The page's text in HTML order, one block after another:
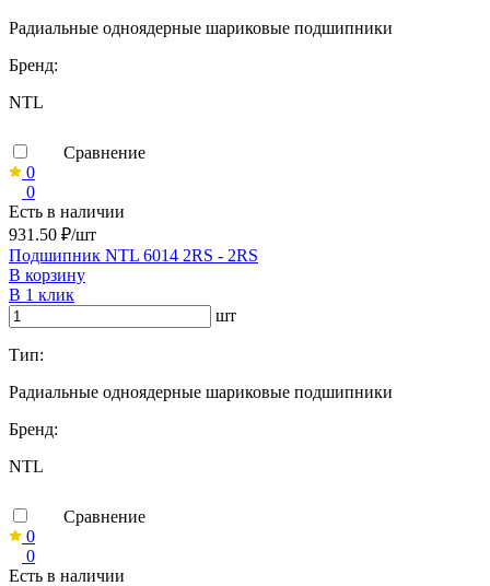
Радиальные одноядерные шариковые подшипники
Бренд:
NTL
Сравнение
0
0
Есть в наличии
931.50 ₽/шт
Подшипник NTL 6014 2RS - 2RS
В корзину
В 1 клик
шт
Тип:
Радиальные одноядерные шариковые подшипники
Бренд:
NTL
Сравнение
0
0
Есть в наличии